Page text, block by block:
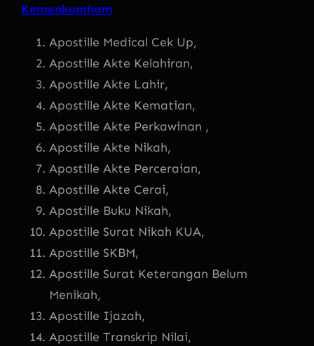
Kemenkumham
Apostille Medical Cek Up,
Apostille Akte Kelahiran,
Apostille Akte Lahir,
Apostille Akte Kematian,
Apostille Akte Perkawinan ,
Apostille Akte Nikah,
Apostille Akte Perceraian,
Apostille Akte Cerai,
Apostille Buku Nikah,
Apostille Surat Nikah KUA,
Apostille SKBM,
Apostille Surat Keterangan Belum
Menikah,
Apostille Ijazah,
Apostille Transkrip Nilai,